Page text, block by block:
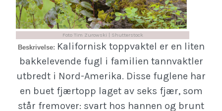
Foto Tim Zurowski | Shutterstock
Beskrivelse: Kalifornisk toppvaktel er en liten
bakkelevende fugl i familien tannvaktler
utbredt i Nord-Amerika. Disse fuglene har
en buet fjærtopp laget av seks fjær, som
står fremover: svart hos hannen og brunt